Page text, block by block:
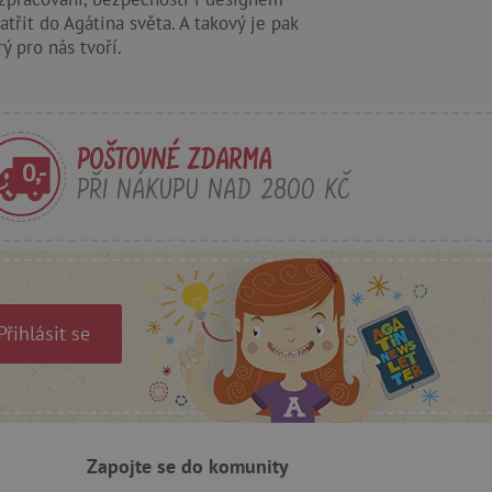
do Agátina světa. A takový je pak
pro nás tvoří.
POŠTOVNÉ ZDARMA
PŘI NÁKUPU NAD 2800 KČ
se
Zapojte se do komunity
mezi lidmi a
bylo možné podávat
stránek.
stránkách.
Cookie-Script.com k
soubory cookie
Cookie-Script.com